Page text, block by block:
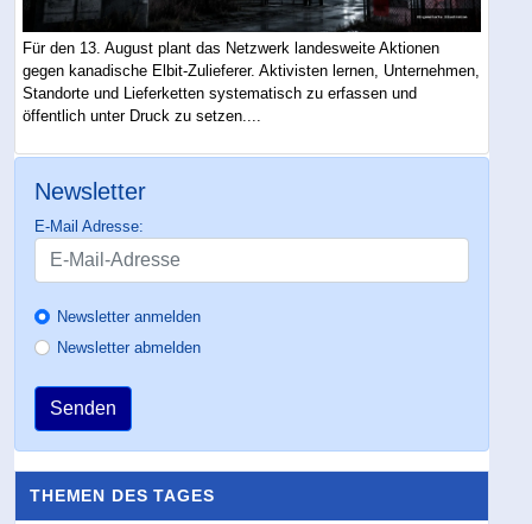
Für den 13. August plant das Netzwerk landesweite Aktionen
gegen kanadische Elbit-Zulieferer. Aktivisten lernen, Unternehmen,
Standorte und Lieferketten systematisch zu erfassen und
öffentlich unter Druck zu setzen....
Newsletter
E-Mail Adresse:
Newsletter anmelden
Newsletter abmelden
Senden
THEMEN DES TAGES